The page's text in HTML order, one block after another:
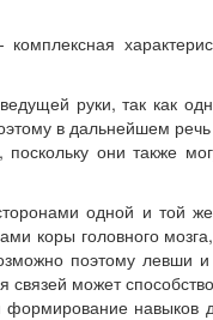
руки, так как
в дальнейшем
они также
одной и той
коры головного
поэтому левши
связей может
навыков